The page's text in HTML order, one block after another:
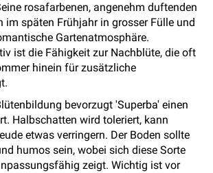
rosafarbenen, angenehm duftenden
im späten Frühjahr in grosser Fülle und
Gartenatmosphäre.
ist die Fähigkeit zur Nachblüte, die oft
hinein für zusätzliche
bevorzugt 'Superba' einen
Halbschatten wird toleriert, kann
etwas verringern. Der Boden sollte
humos sein, wobei sich diese Sorte
zeigt. Wichtig ist vor